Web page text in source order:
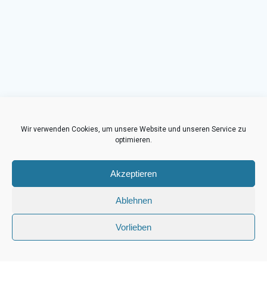
Wir verwenden Cookies, um unsere Website und unseren Service zu
optimieren.
Akzeptieren
Ablehnen
Vorlieben